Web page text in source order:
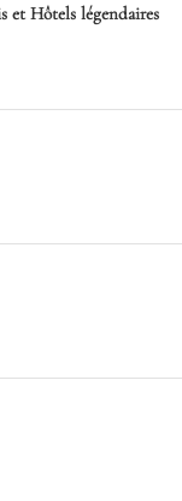
et Hôtels légendaires